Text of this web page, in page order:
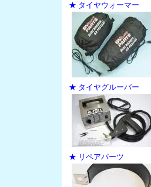
★ タイヤウォーマー
★ タイヤグルーバー
★ リペアパーツ